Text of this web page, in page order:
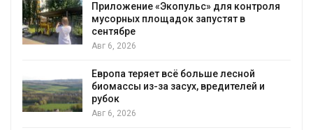
Приложение «Экопульс» для контроля
мусорных площадок запустят в
сентябре
Авг 6, 2026
Европа теряет всё больше лесной
биомассы из-за засух, вредителей и
рубок
Авг 6, 2026